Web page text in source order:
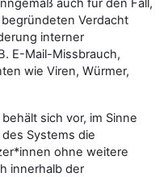
auch für den Fall,
Verdacht
interner
E-Mail-Missbrauch,
wie Viren, Würmer,
sich vor, im Sinne
Systems die
ohne weitere
innerhalb der